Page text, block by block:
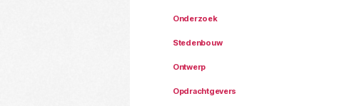
Onderzoek
Stedenbouw
Ontwerp
Opdrachtgevers